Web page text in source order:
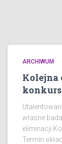
ARCHIWUM
Kolejna
własne
eliminacji
Termin